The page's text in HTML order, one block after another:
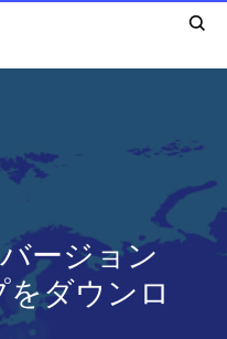
ージョン
ダウンロ